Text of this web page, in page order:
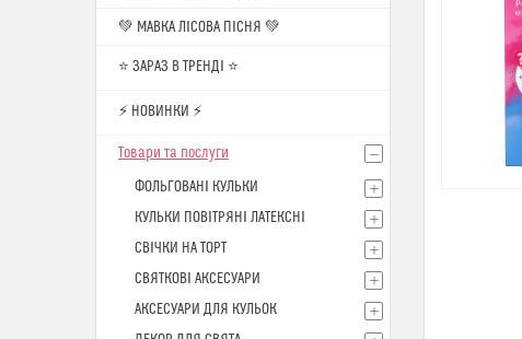
💚 МАВКА ЛІСОВА ПІСНЯ 💚
⭐️ ЗАРАЗ В ТРЕНДІ ⭐️
⚡ НОВИНКИ ⚡
Товари та послуги
ФОЛЬГОВАНІ КУЛЬКИ
КУЛЬКИ ПОВІТРЯНІ ЛАТЕКСНІ
СВІЧКИ НА ТОРТ
СВЯТКОВІ АКСЕСУАРИ
АКСЕСУАРИ ДЛЯ КУЛЬОК